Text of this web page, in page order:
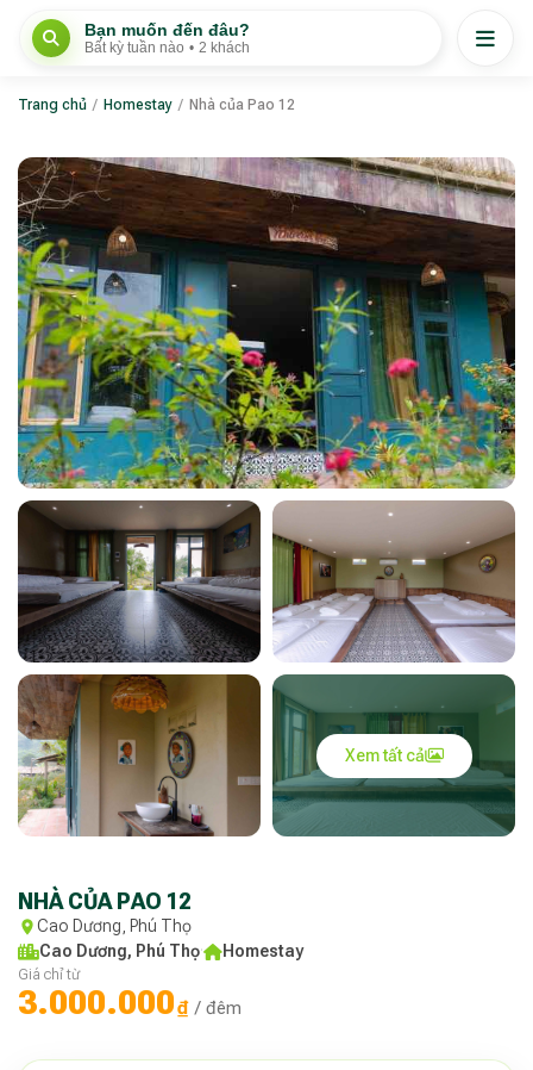
Bạn muốn đến đâu?
Bất kỳ tuần nào • 2 khách
Trang chủ / Homestay / Nhà của Pao 12
Xem tất cả
NHÀ CỦA PAO 12
Cao Dương, Phú Thọ
Cao Dương, Phú Thọ· Homestay
Giá chỉ từ
3.000.000₫ / đêm